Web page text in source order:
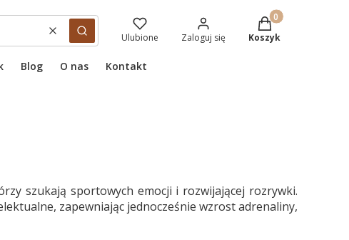
WyczyśćSzukaj Ulubione Zaloguj się
Produkty w
Koszyk
Blog O nas Kontakt
szukają sportowych emocji i rozwijającej rozrywki.
zapewniając jednocześnie wzrost adrenaliny,